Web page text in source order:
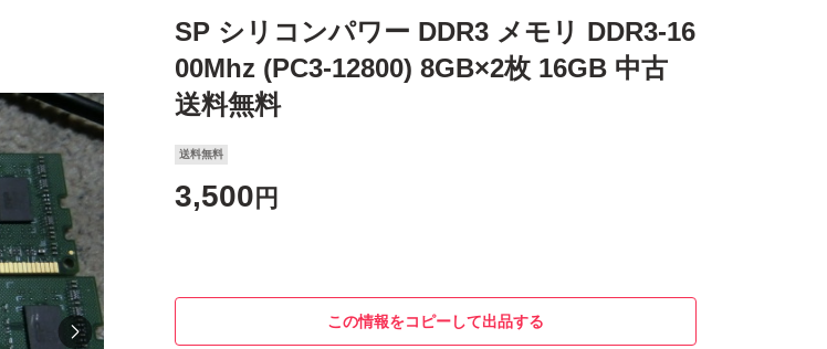
SP シリコンパワー DDR3 メモリ DDR3-16
00Mhz (PC3-12800) 8GB×2枚 16GB 中古
送料無料
送料無料
3,500 円
この情報をコピーして出品する